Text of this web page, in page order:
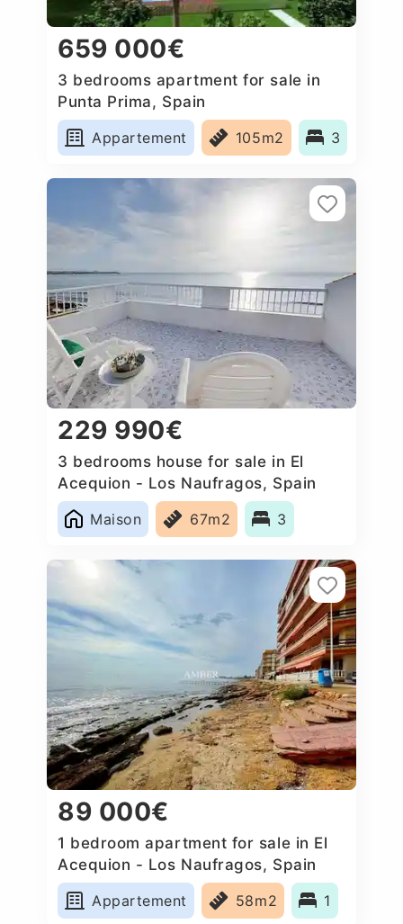
659 000€
3 bedrooms apartment for sale in
Punta Prima, Spain
Appartement
105m2 3
229 990€
3 bedrooms house for sale in El
Acequion - Los Naufragos, Spain
Maison
67m2 3
89 000€
1 bedroom apartment for sale in El
Acequion - Los Naufragos, Spain
Appartement
58m2 1